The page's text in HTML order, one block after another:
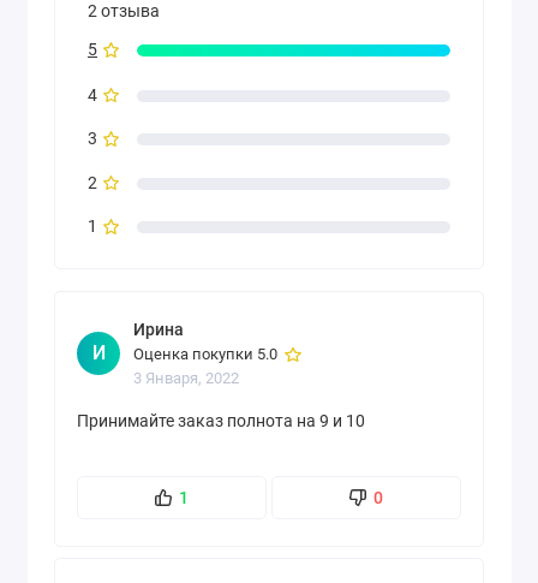
2 отзыва
5
4
3
2
1
И
Ирина
Оценка покупки 5.0
3 Января, 2022
Принимайте заказ полнота на 9 и 10
1 0